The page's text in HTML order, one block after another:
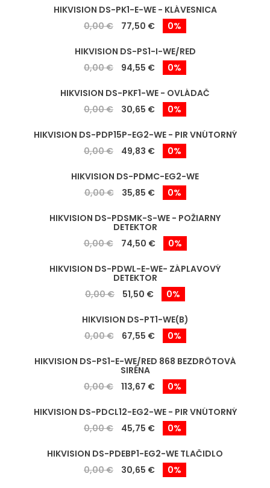
HIKVISION DS-PK1-E-WE - KLÁVESNICA
0,00 €
77,50 € 0%
HIKVISION DS-PS1-I-WE/RED
0,00 €
94,55 € 0%
HIKVISION DS-PKF1-WE - OVLÁDAČ
0,00 €
30,65 € 0%
HIKVISION DS-PDP15P-EG2-WE - PIR VNÚTORNÝ
0,00 €
49,83 € 0%
HIKVISION DS-PDMC-EG2-WE
0,00 €
35,85 € 0%
HIKVISION DS-PDSMK-S-WE - POŽIARNY
DETEKTOR
0,00 €
74,50 € 0%
HIKVISION DS-PDWL-E-WE- ZÁPLAVOVÝ
DETEKTOR
0,00 €
51,50 € 0%
HIKVISION DS-PT1-WE(B)
0,00 €
67,55 € 0%
HIKVISION DS-PS1-E-WE/RED 868 BEZDRÔTOVÁ
SIRÉNA
0,00 €
113,67 € 0%
HIKVISION DS-PDCL12-EG2-WE - PIR VNÚTORNÝ
0,00 €
45,75 € 0%
HIKVISION DS-PDEBP1-EG2-WE TLAČIDLO
0,00 €
30,65 € 0%